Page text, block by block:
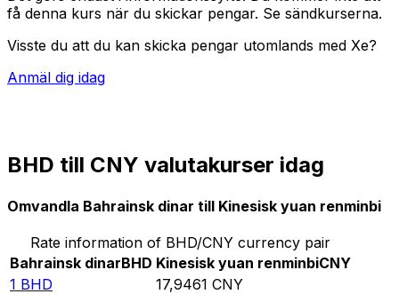
få denna kurs när du skickar pengar. Se sändkurserna.
Visste du att du kan skicka pengar utomlands med Xe?
Anmäl dig idag
BHD till CNY valutakurser idag
Omvandla Bahrainsk dinar till Kinesisk yuan renminbi
Rate information of BHD/CNY currency pair
Bahrainsk dinarBHD Kinesisk yuan renminbiCNY
1 BHD 17,9461 CNY